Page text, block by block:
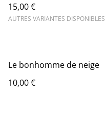
15,00 €
AUTRES VARIANTES DISPONIBLES
Le bonhomme de neige
10,00 €